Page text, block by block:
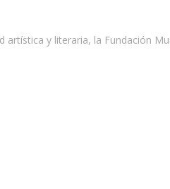
y literaria, la Fundación